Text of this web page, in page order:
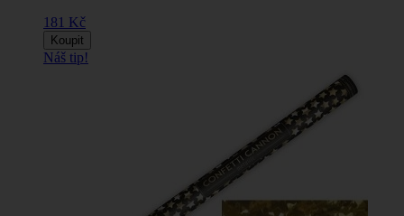
181 Kč
Koupit
Náš tip!